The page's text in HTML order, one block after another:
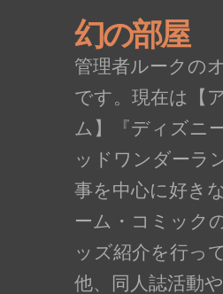
幻の部屋
管理者ルークの
です。現在は【
ム】『ディズニ
ッドワンダーラ
事を中心に好き
ーム・コミック
ッズ紹介を行っ
他、同人誌活動